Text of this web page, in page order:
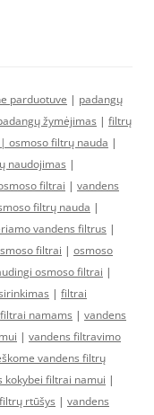
parduotuve | padangų
žymėjimas | filtrų
osmoso filtrų nauda |
naudojimas |
filtrai | vandens
filtrų nauda |
vandens filtrus |
filtrai | osmoso
osmoso filtrai |
| filtrai
filtrai namams | vandens
| vandens filtravimo
vandens filtrų
kokybei filtrai namui |
rtūšys | vandens